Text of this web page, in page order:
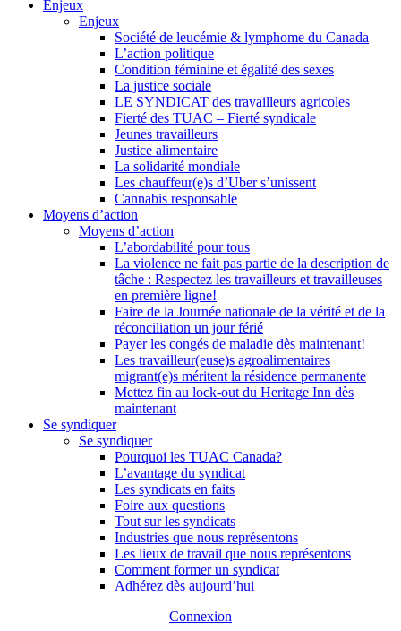
Enjeux
Enjeux
Société de leucémie & lymphome du Canada
L’action politique
Condition féminine et égalité des sexes
La justice sociale
LE SYNDICAT des travailleurs agricoles
Fierté des TUAC – Fierté syndicale
Jeunes travailleurs
Justice alimentaire
La solidarité mondiale
Les chauffeur(e)s d’Uber s’unissent
Cannabis responsable
Moyens d’action
Moyens d’action
L’abordabilité pour tous
La violence ne fait pas partie de la description de
tâche : Respectez les travailleurs et travailleuses
en première ligne!
Faire de la Journée nationale de la vérité et de la
réconciliation un jour férié
Payer les congés de maladie dès maintenant!
Les travailleur(euse)s agroalimentaires
migrant(e)s méritent la résidence permanente
Mettez fin au lock-out du Heritage Inn dès
maintenant
Se syndiquer
Se syndiquer
Pourquoi les TUAC Canada?
L’avantage du syndicat
Les syndicats en faits
Foire aux questions
Tout sur les syndicats
Industries que nous représentons
Les lieux de travail que nous représentons
Comment former un syndicat
Adhérez dès aujourd’hui
Connexion